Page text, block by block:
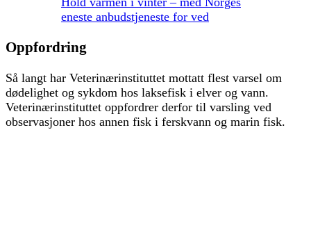
eneste anbudstjeneste for ved
Oppfordring
Så langt har Veterinærinstituttet mottatt flest varsel om
dødelighet og sykdom hos laksefisk i elver og vann.
Veterinærinstituttet oppfordrer derfor til varsling ved
observasjoner hos annen fisk i ferskvann og marin fisk.